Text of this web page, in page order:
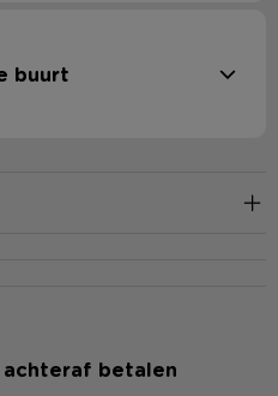
buurt
betalen